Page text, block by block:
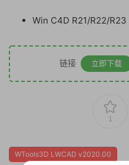
Win C4D R21/R22/R23
链接 立即下载
1
WTools3D LWCAD v2020.00